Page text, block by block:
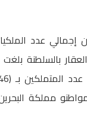
عدد